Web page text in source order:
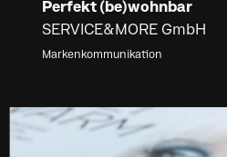
Perfekt (be)wohnbar
SERVICE&MORE GmbH
Markenkommunikation